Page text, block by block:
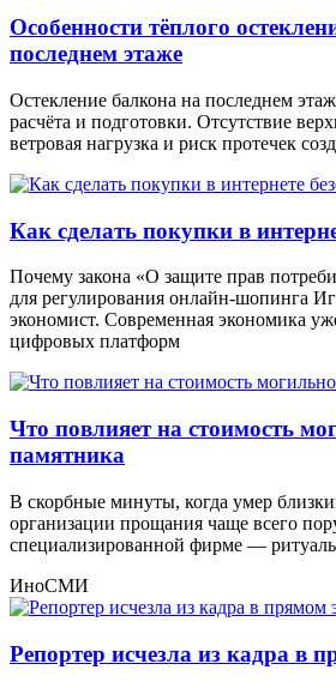
Особенности тёплого
последнем этаже
Остекление балкона на последнем
расчёта и подготовки. Отсутствие
ветровая нагрузка и риск протечек
Как сделать покупки в
Почему закона «О защите прав
для регулирования онлайн-шопинга
экономист. Современная экономика
цифровых платформ
Что повлияет на стоимость
памятника
В скорбные минуты, когда умер
организации прощания чаще всего
специализированной фирме —
ИноСМИ
Репортер исчезла из кадра в